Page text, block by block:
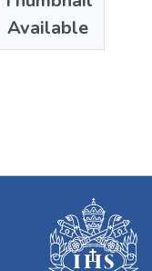
Available